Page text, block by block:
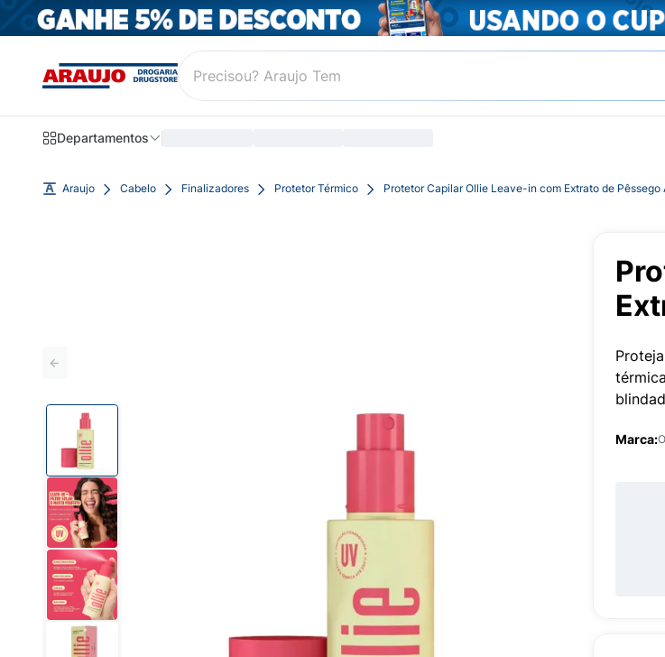
Departamentos
Araujo Cabelo Finalizadores Protetor Térmico Protetor Capilar Ollie Leave-in com Extrato de Pêssego
Marca: